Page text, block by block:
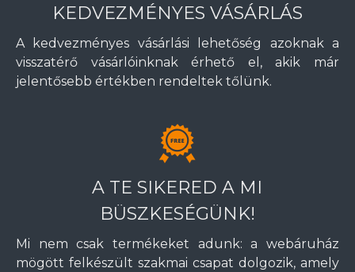
KEDVEZMÉNYES VÁSÁRLÁS
A kedvezményes vásárlási lehetőség azoknak a
visszatérő vásárlóinknak érhető el, akik már
jelentősebb értékben rendeltek tőlünk.
A TE SIKERED A MI
BÜSZKESÉGÜNK!
Mi nem csak termékeket adunk: a webáruház
mögött felkészült szakmai csapat dolgozik, amely